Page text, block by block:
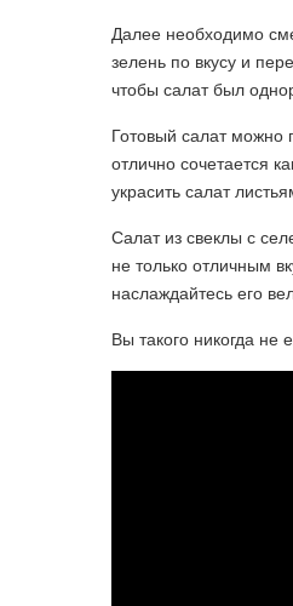
Далее необходимо
зелень по вкусу и
чтобы салат был
Готовый салат можно
отлично сочетается
украсить салат
Салат из свеклы с
не только отличным
наслаждайтесь его
Вы такого никогда не